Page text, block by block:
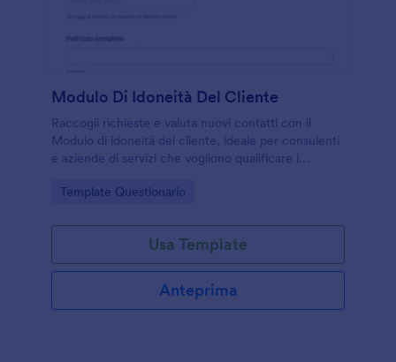
Modulo Di Idoneità Del Cliente
Raccogli richieste e valuta nuovi contatti con il
Modulo di idoneità del cliente, ideale per consulenti
e aziende di servizi che vogliono qualificare i
Jotform.
Go to Category:
Template Questionario
Usa Template
Anteprima